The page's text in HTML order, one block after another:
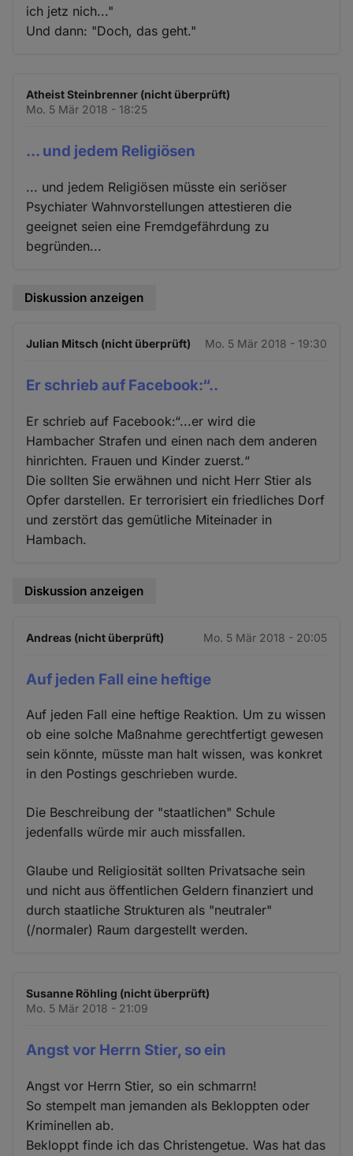
ich jetz nich..."
Und dann: "Doch, das geht."
Atheist Steinbrenner (nicht überprüft)
Mo. 5 Mär 2018 - 18:25
... und jedem Religiösen
... und jedem Religiösen müsste ein seriöser
Psychiater Wahnvorstellungen attestieren die
geeignet seien eine Fremdgefährdung zu
begründen...
Diskussion anzeigen
Julian Mitsch (nicht überprüft) Mo. 5 Mär 2018 - 19:30
Er schrieb auf Facebook:“..
Er schrieb auf Facebook:“...er wird die
Hambacher Strafen und einen nach dem anderen
hinrichten. Frauen und Kinder zuerst.“
Die sollten Sie erwähnen und nicht Herr Stier als
Opfer darstellen. Er terrorisiert ein friedliches Dorf
und zerstört das gemütliche Miteinader in
Hambach.
Diskussion anzeigen
Andreas (nicht überprüft) Mo. 5 Mär 2018 - 20:05
Auf jeden Fall eine heftige
Auf jeden Fall eine heftige Reaktion. Um zu wissen
ob eine solche Maßnahme gerechtfertigt gewesen
sein könnte, müsste man halt wissen, was konkret
in den Postings geschrieben wurde.
Die Beschreibung der "staatlichen" Schule
jedenfalls würde mir auch missfallen.
Glaube und Religiosität sollten Privatsache sein
und nicht aus öffentlichen Geldern finanziert und
durch staatliche Strukturen als "neutraler"
(/normaler) Raum dargestellt werden.
Susanne Röhling (nicht überprüft)
Mo. 5 Mär 2018 - 21:09
Angst vor Herrn Stier, so ein
Angst vor Herrn Stier, so ein schmarrn!
So stempelt man jemanden als Bekloppten oder
Kriminellen ab.
Bekloppt finde ich das Christengetue. Was hat das